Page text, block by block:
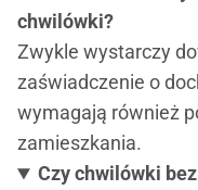
chwilówki?
Zwykle wystarczy
zaświadczenie o
wymagają również
zamieszkania.
Czy chwilówki